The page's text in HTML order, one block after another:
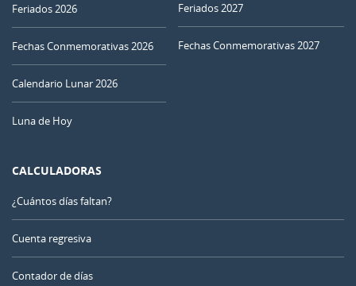
Feriados 2026
Fechas Conmemorativas 2026
Calendario Lunar 2026
Luna de Hoy
Feriados 2027
Fechas Conmemorativas 2027
CALCULADORAS
¿Cuántos días faltan?
Cuenta regresiva
Contador de días